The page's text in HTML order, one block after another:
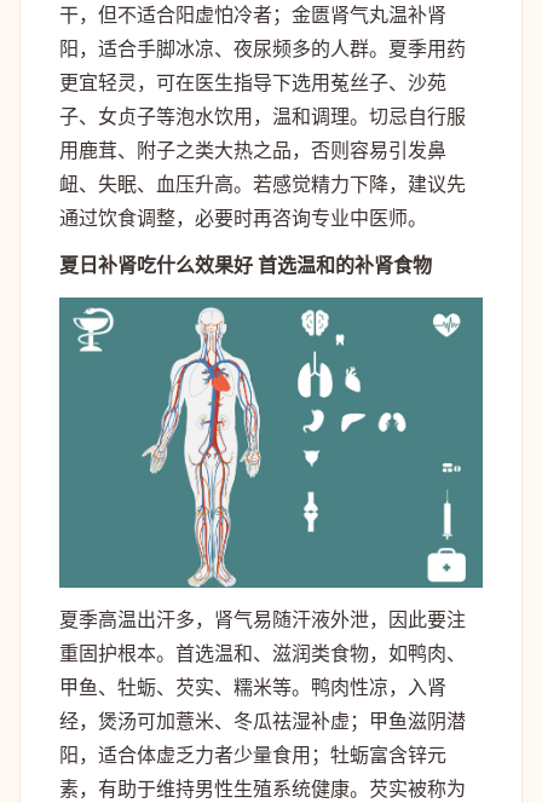
干，但不适合阳虚怕冷者；金匮肾气丸温补肾
阳，适合手脚冰凉、夜尿频多的人群。夏季用药
更宜轻灵，可在医生指导下选用菟丝子、沙苑
子、女贞子等泡水饮用，温和调理。切忌自行服
用鹿茸、附子之类大热之品，否则容易引发鼻
衄、失眠、血压升高。若感觉精力下降，建议先
通过饮食调整，必要时再咨询专业中医师。
夏日补肾吃什么效果好 首选温和的补肾食物
夏季高温出汗多，肾气易随汗液外泄，因此要注
重固护根本。首选温和、滋润类食物，如鸭肉、
甲鱼、牡蛎、芡实、糯米等。鸭肉性凉，入肾
经，煲汤可加薏米、冬瓜祛湿补虚；甲鱼滋阴潜
阳，适合体虚乏力者少量食用；牡蛎富含锌元
素，有助于维持男性生殖系统健康。芡实被称为